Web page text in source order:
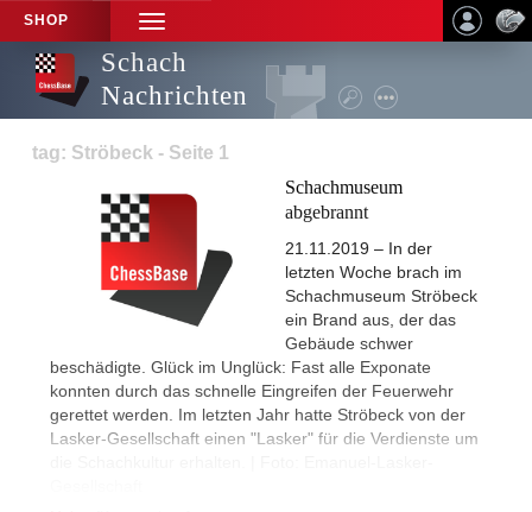
SHOP
TOGGLE
NAVIGATION
Schach
Nachrichten
tag: Ströbeck - Seite 1
Schachmuseum
abgebrannt
21.11.2019 – In der
letzten Woche brach im
Schachmuseum Ströbeck
ein Brand aus, der das
Gebäude schwer
beschädigte. Glück im Unglück: Fast alle Exponate
konnten durch das schnelle Eingreifen der Feuerwehr
gerettet werden. Im letzten Jahr hatte Ströbeck von der
Lasker-Gesellschaft einen "Lasker" für die Verdienste um